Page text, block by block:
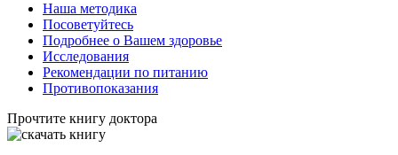
Наша методика
Посоветуйтесь
Подробнее о Вашем здоровье
Исследования
Рекомендации по питанию
Противопоказания
Прочтите книгу доктора